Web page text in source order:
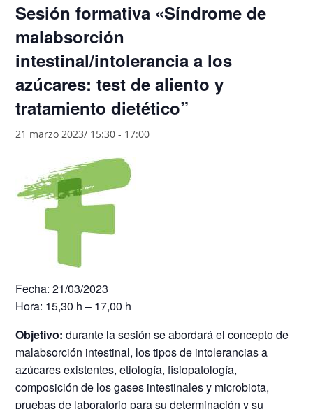
Sesión formativa «Síndrome de
malabsorción
intestinal/intolerancia a los
azúcares: test de aliento y
tratamiento dietético”
21 marzo 2023/ 15:30 - 17:00
Fecha: 21/03/2023
Hora: 15,30 h – 17,00 h
Objetivo: durante la sesión se abordará el concepto de
malabsorción intestinal, los tipos de intolerancias a
azúcares existentes, etiología, fisiopatología,
composición de los gases intestinales y microbiota,
pruebas de laboratorio para su determinación y su